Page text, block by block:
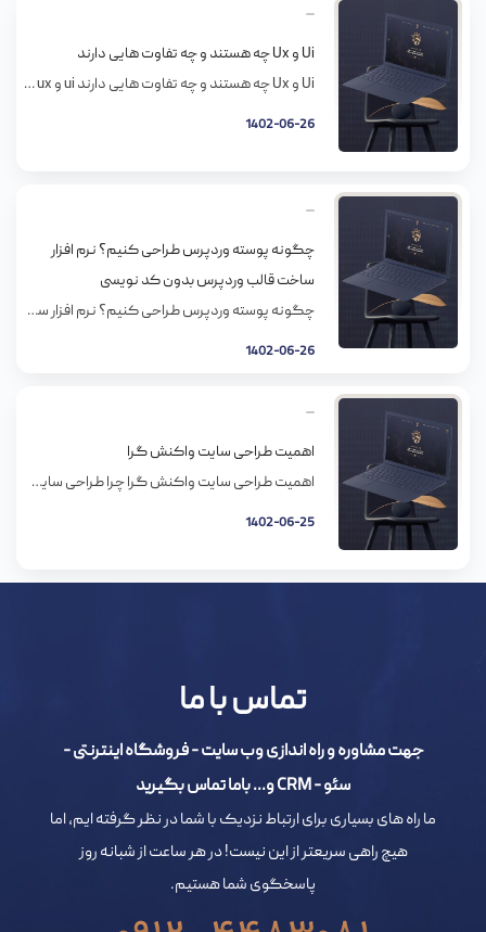
Ui و Ux چه هستند و چه تفاوت هایی دارند
Ui و Ux چه هستند و چه تفاوت هایی دارند ui و ux چیست؟ ui و ux چیه؟ ui و ux دیزاینر چیست؟ تفاوت ui و ux، آموزش ui و ux، احتمالا به دنبال جواب این سوالات و درک بهتری از یوآی و یوایکس هستید، پس با من در مستر وب همراه باشید تا به […]
1402-06-26
چگونه پوسته وردپرس طراحی کنیم؟ نرم افزار
ساخت قالب وردپرس بدون کد نویسی
چگونه پوسته وردپرس طراحی کنیم؟ نرم افزار ساخت قالب وردپرس بدون کد نویسی وقتی طراحی پوسته وردپرس رو شروع می کنید شاید دلتون بخواد برای سایت وردپرسی تان طراحی پوسته مخصوص انجام بدهید. اینکار اصلا به مقداری که به نظر میاد سخت نیست خیلی اسونتر از چیزیه که فکرشم بشه کرد. طراحی پوسته وردپرس برای شروع لازمه که: […]
1402-06-26
اهمیت طراحی سایت واکنش گرا
اهمیت طراحی سایت واکنش گرا چرا طراحی سایت واکنش گرا (ریسپانسیو) اینقدر مهم است؟ اگه میپرسید سایت واکنش گرا چیه، باید بگم سایت واکنش گرا روی طیف وسیعی از دستگاه های مختلف کار می کنه. دستگاه هایی مثل تلفن های همراه، گوشی های هوشمند، تبلت ها و کامپیوترهای خونگی. سایت واکنش گرا طوری طراحی و […]
1402-06-25
تماس با ما
جهت مشاوره و راه اندازی وب سایت - فروشگاه اینترنتی -
سئو - CRM و... باما تماس بگیرید
ما راه های بسیاری برای ارتباط نزدیک با شما در نظر گرفته ایم، اما
هیچ راهی سریعتر از این نیست! در هر ساعت از شبانه روز
پاسخگوی شما هستیم.